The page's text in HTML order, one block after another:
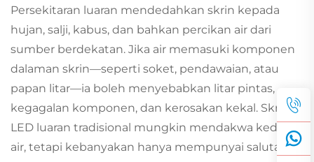
Persekitaran luaran mendedahkan skrin kepada
hujan, salji, kabus, dan bahkan percikan air dari
sumber berdekatan. Jika air memasuki komponen
dalaman skrin—seperti soket, pendawaian, atau
papan litar—ia boleh menyebabkan litar pintas,
kegagalan komponen, dan kerosakan kekal. Skrin
LED luaran tradisional mungkin mendakwa kedap
air, tetapi kebanyakan hanya mempunyai salutan